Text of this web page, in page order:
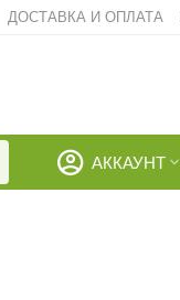
ДОСТАВКА И ОПЛАТА
АККАУНТ